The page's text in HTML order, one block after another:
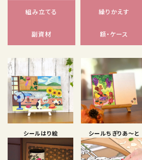
組み立てる 繰りかえす
副資材 額・ケース
シールはり絵 シールちぎりあ〜と